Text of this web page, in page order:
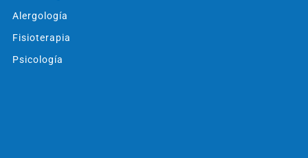
Alergología
Fisioterapia
Psicología